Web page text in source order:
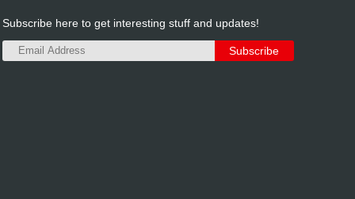
Subscribe here to get interesting stuff and updates!